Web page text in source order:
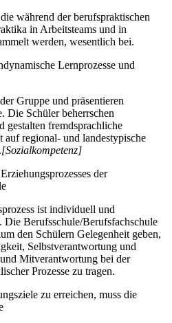
während der berufspraktischen
in Arbeitsteams und in
werden, wesentlich bei.
Lernprozesse und
Gruppe und präsentieren
Die Schüler beherrschen
gestalten fremdsprachliche
regional- und landestypische
[Sozialkompetenz]
der
ist individuell und
Die Berufsschule/Berufsfachschule
den Schülern Gelegenheit geben,
Selbstverantwortung und
Mitverantwortung bei der
Prozesse zu tragen.
zu erreichen, muss die